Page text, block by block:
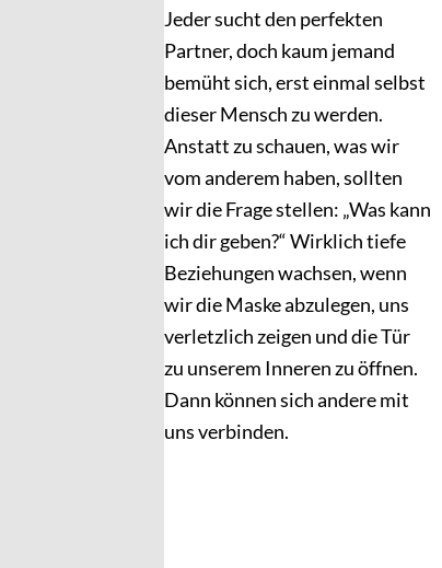
Jeder sucht den perfekten
Partner, doch kaum jemand
bemüht sich, erst einmal selbst
dieser Mensch zu werden.
Anstatt zu schauen, was wir
vom anderem haben, sollten
wir die Frage stellen: „Was kann
ich dir geben?“ Wirklich tiefe
Beziehungen wachsen, wenn
wir die Maske abzulegen, uns
verletzlich zeigen und die Tür
zu unserem Inneren zu öffnen.
Dann können sich andere mit
uns verbinden.